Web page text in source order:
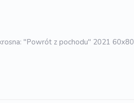
"Powrót z pochodu" 2021 60x80